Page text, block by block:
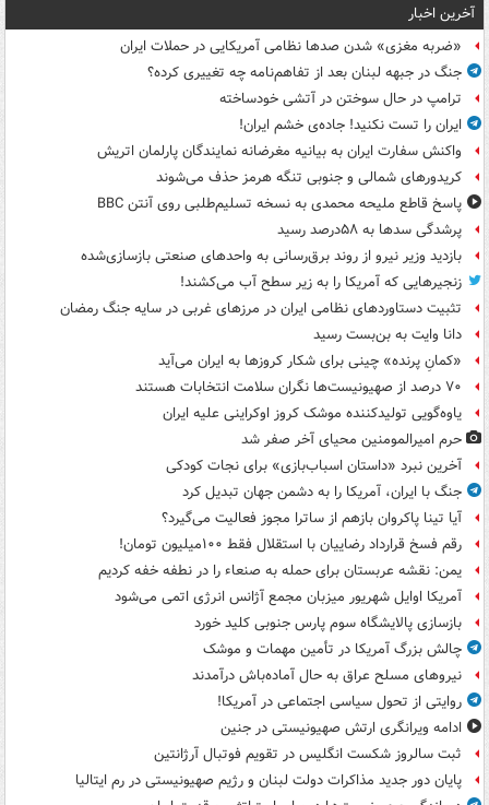
آخرین اخبار
«ضربه مغزی» شدن صدها نظامی آمریکایی در حملات ایران
جنگ در جبهه لبنان بعد از تفاهم‌نامه چه تغییری کرده؟
ترامپ در حال سوختن در آتشی خودساخته
ایران را تست نکنید! جاده‌ی خشم ایران!
واکنش سفارت ایران به بیانیه مغرضانه نمایندگان پارلمان اتریش
کریدورهای شمالی و جنوبی تنگه هرمز حذف می‌شوند
پاسخ قاطع ملیحه محمدی به نسخه تسلیم‌طلبی روی آنتن BBC
پرشدگی سدها به ۵۸درصد رسید
بازدید وزیر نیرو از روند برق‌رسانی به واحدهای صنعتی بازسازی‌شده
زنجیرهایی که آمریکا را به زیر سطح آب می‌کشند!
تثبیت دستاوردهای نظامی ایران در مرزهای غربی در سایه جنگ رمضان
دانا وایت به بن‌بست رسید
«کمانِ پرنده» چینی برای شکار کروزها به ایران می‌آید
۷۰ درصد از صهیونیست‌ها نگران سلامت انتخابات هستند
یاوه‌گویی تولیدکننده موشک کروز اوکراینی علیه ایران
حرم امیرالمومنین محیای آخر صفر شد
آخرین نبرد «داستان اسباب‌بازی» برای نجات کودکی
جنگ با ایران، آمریکا را به دشمن جهان تبدیل کرد
آیا تینا پاکروان بازهم از ساترا مجوز فعالیت می‌گیرد؟
رقم فسخ قرارداد رضاییان با استقلال فقط ۱۰۰میلیون تومان!
یمن: نقشه عربستان برای حمله به صنعاء را در نطفه خفه کردیم
آمریکا اوایل شهریور میزبان مجمع آژانس انرژی اتمی می‌شود
بازسازی پالایشگاه سوم پارس جنوبی کلید خورد
چالش بزرگ آمریکا در تأمین مهمات و موشک
نیروهای مسلح عراق به حال آماده‌باش درآمدند
روایتی از تحول سیاسی اجتماعی در آمریکا!
ادامه ویرانگری ارتش صهیونیستی در جنین
ثبت سالروز شکست انگلیس در تقویم فوتبال آرژانتین
پایان دور جدید مذاکرات دولت لبنان و رژیم صهیونیستی در رم ایتالیا